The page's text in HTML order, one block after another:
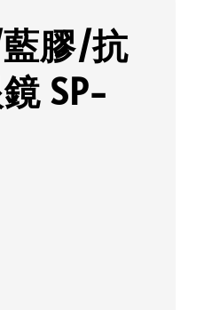
膠/抗
SP-